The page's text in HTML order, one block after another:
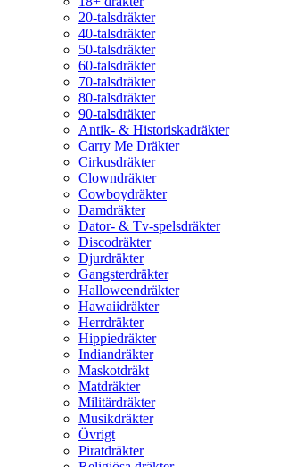
20-talsdräkter
40-talsdräkter
50-talsdräkter
60-talsdräkter
70-talsdräkter
80-talsdräkter
90-talsdräkter
Antik- & Historiskadräkter
Carry Me Dräkter
Cirkusdräkter
Clowndräkter
Cowboydräkter
Damdräkter
Dator- & Tv-spelsdräkter
Discodräkter
Djurdräkter
Gangsterdräkter
Halloweendräkter
Hawaiidräkter
Herrdräkter
Hippiedräkter
Indiandräkter
Maskotdräkt
Matdräkter
Militärdräkter
Musikdräkter
Övrigt
Piratdräkter